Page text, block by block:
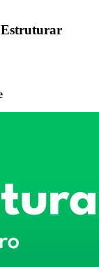
Estruturar